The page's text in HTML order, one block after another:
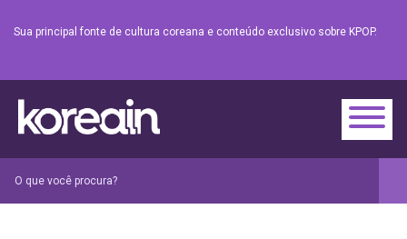
Sua principal fonte de cultura coreana e conteúdo exclusivo sobre KPOP.